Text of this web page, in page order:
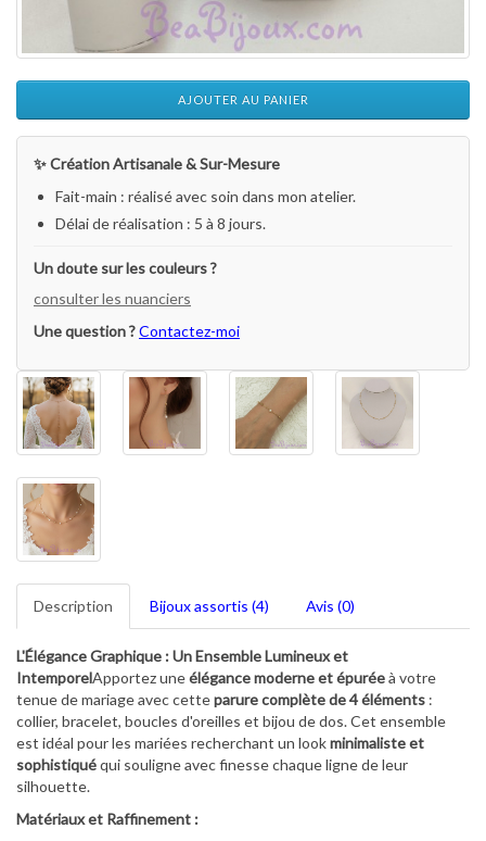
AJOUTER AU PANIER
✨ Création Artisanale & Sur-Mesure
Fait-main : réalisé avec soin dans mon atelier.
Délai de réalisation : 5 à 8 jours.
Un doute sur les couleurs ?
consulter les nuanciers
Une question ?Contactez-moi
Description Bijoux assortis (4) Avis (0)
L'Élégance Graphique : Un Ensemble Lumineux et
IntemporelApportez uneélégance moderne et épuréeà votre
tenue de mariage avec cetteparure complète de 4 éléments :
collier, bracelet, boucles d'oreilles et bijou de dos. Cet ensemble
est idéal pour les mariées recherchant un lookminimaliste et
sophistiquéqui souligne avec finesse chaque ligne de leur
silhouette.
Matériaux et Raffinement :